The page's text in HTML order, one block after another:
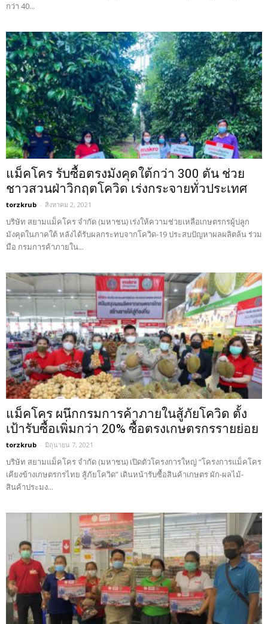
กว่า 40...
แม็คโคร รับซื้อตรงมังคุดใต้กว่า 300 ตัน ช่วย
ชาวสวนฝ่าวิกฤตโควิด เร่งกระจายทั่วประเทศ
torzkrub - สิงหาคม 2, 2021
บริษัท สยามแม็คโคร จำกัด (มหาชน) เร่งให้ความช่วยเหลือเกษตรกรผู้ปลูก
มังคุดในภาคใต้ หลังได้รับผลกระทบจากโควิด-19 ประสบปัญหาผลผลิตล้น ร่วม
มือ กรมการค้าภายใน...
แม็คโคร ผนึกกรมการค้าภายในสู้ภัยโควิด ตั้ง
เป้ารับซื้อเพิ่มกว่า 20% ซื้อตรงเกษตรกรรายย่อย
torzkrub - มิถุนายน 7, 2021
บริษัท สยามแม็คโคร จำกัด (มหาชน) เปิดตัวโครงการใหญ่ “โครงการแม็คโคร
เคียงข้างเกษตรกรไทย สู้ภัยโควิด” เดินหน้ารับซื้อสินค้าเกษตร ผัก-ผลไม้-
สินค้าประมง...